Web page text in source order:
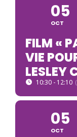
05
OCT
FILM «
VIE
LESLEY
10:30 - 12:10
05
OCT